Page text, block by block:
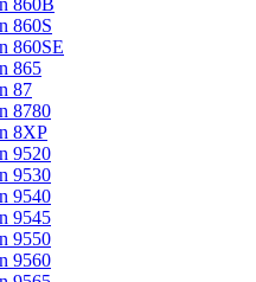
860B
860S
860SE
865
87
8780
8XP
9520
9530
9540
9545
9550
9560